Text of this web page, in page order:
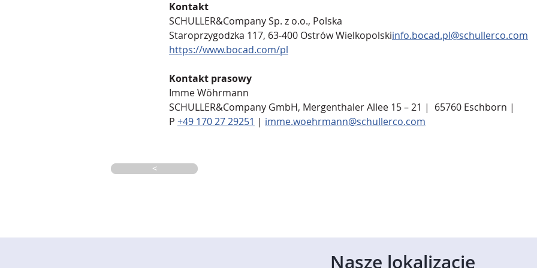
Kontakt
SCHULLER&Company Sp. z o.o., Polska
Staroprzygodzka 117, 63-400 Ostrów Wielkopolskiinfo.bocad.pl@schullerco.com
https://www.bocad.com/pl
Kontakt prasowy
Imme Wöhrmann
SCHULLER&Company GmbH, Mergenthaler Allee 15 – 21 |  65760 Eschborn |
P +49 170 27 29251 | imme.woehrmann@schullerco.com
<
Nasze lokalizacje